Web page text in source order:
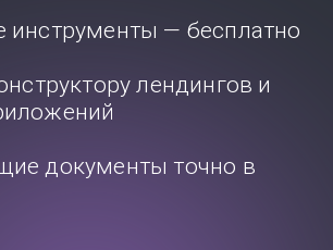
инструменты — бесплатно
лендингов и
документы точно в